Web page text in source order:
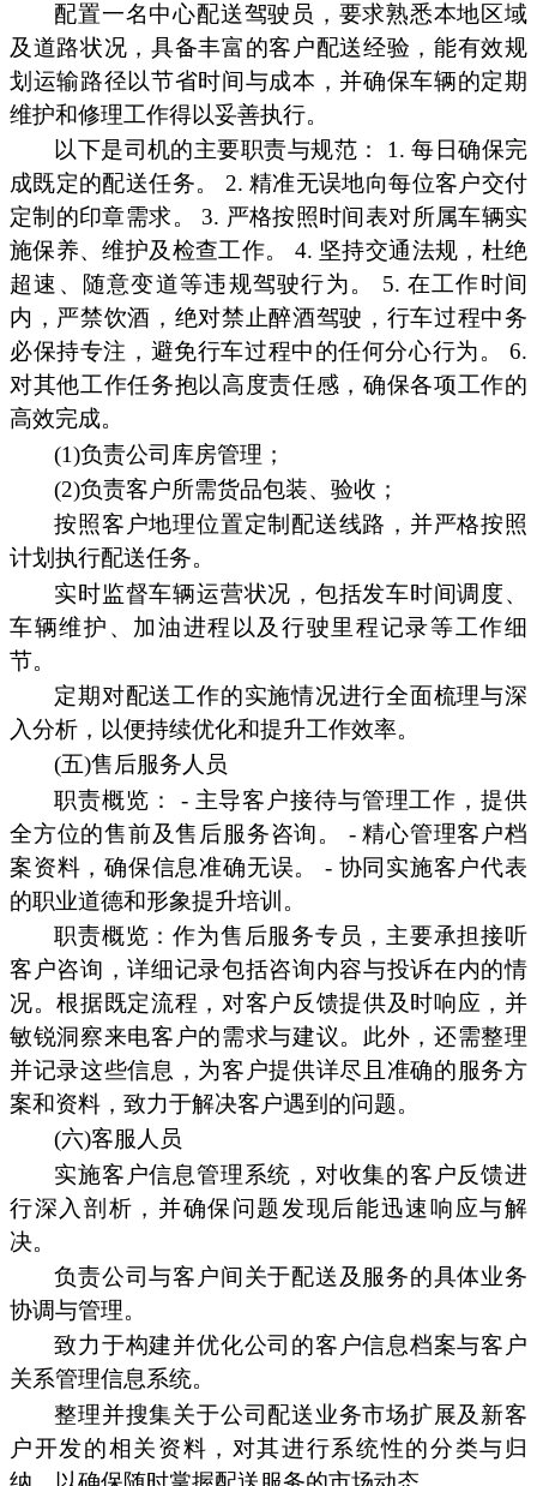
配置一名中心配送驾驶员，要求熟悉本地区域
及道路状况，具备丰富的客户配送经验，能有效规
划运输路径以节省时间与成本，并确保车辆的定期
维护和修理工作得以妥善执行。
以下是司机的主要职责与规范： 1. 每日确保完
成既定的配送任务。 2. 精准无误地向每位客户交付
定制的印章需求。 3. 严格按照时间表对所属车辆实
施保养、维护及检查工作。 4. 坚持交通法规，杜绝
超速、随意变道等违规驾驶行为。 5. 在工作时间
内，严禁饮酒，绝对禁止醉酒驾驶，行车过程中务
必保持专注，避免行车过程中的任何分心行为。 6.
对其他工作任务抱以高度责任感，确保各项工作的
高效完成。
(1)负责公司库房管理；
(2)负责客户所需货品包装、验收；
按照客户地理位置定制配送线路，并严格按照
计划执行配送任务。
实时监督车辆运营状况，包括发车时间调度、
车辆维护、加油进程以及行驶里程记录等工作细
节。
定期对配送工作的实施情况进行全面梳理与深
入分析，以便持续优化和提升工作效率。
(五)售后服务人员
职责概览： - 主导客户接待与管理工作，提供
全方位的售前及售后服务咨询。 - 精心管理客户档
案资料，确保信息准确无误。 - 协同实施客户代表
的职业道德和形象提升培训。
职责概览：作为售后服务专员，主要承担接听
客户咨询，详细记录包括咨询内容与投诉在内的情
况。根据既定流程，对客户反馈提供及时响应，并
敏锐洞察来电客户的需求与建议。此外，还需整理
并记录这些信息，为客户提供详尽且准确的服务方
案和资料，致力于解决客户遇到的问题。
(六)客服人员
实施客户信息管理系统，对收集的客户反馈进
行深入剖析，并确保问题发现后能迅速响应与解
决。
负责公司与客户间关于配送及服务的具体业务
协调与管理。
致力于构建并优化公司的客户信息档案与客户
关系管理信息系统。
整理并搜集关于公司配送业务市场扩展及新客
户开发的相关资料，对其进行系统性的分类与归